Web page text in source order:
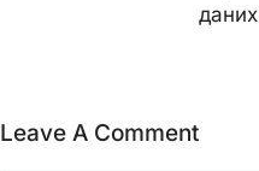
Leave A Comment